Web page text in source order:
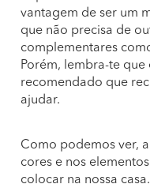
vantagem de ser um
que não precisa de
complementares
Porém, lembra-te que
recomendado que
ajudar.
Como podemos ver,
cores e nos
colocar na nossa